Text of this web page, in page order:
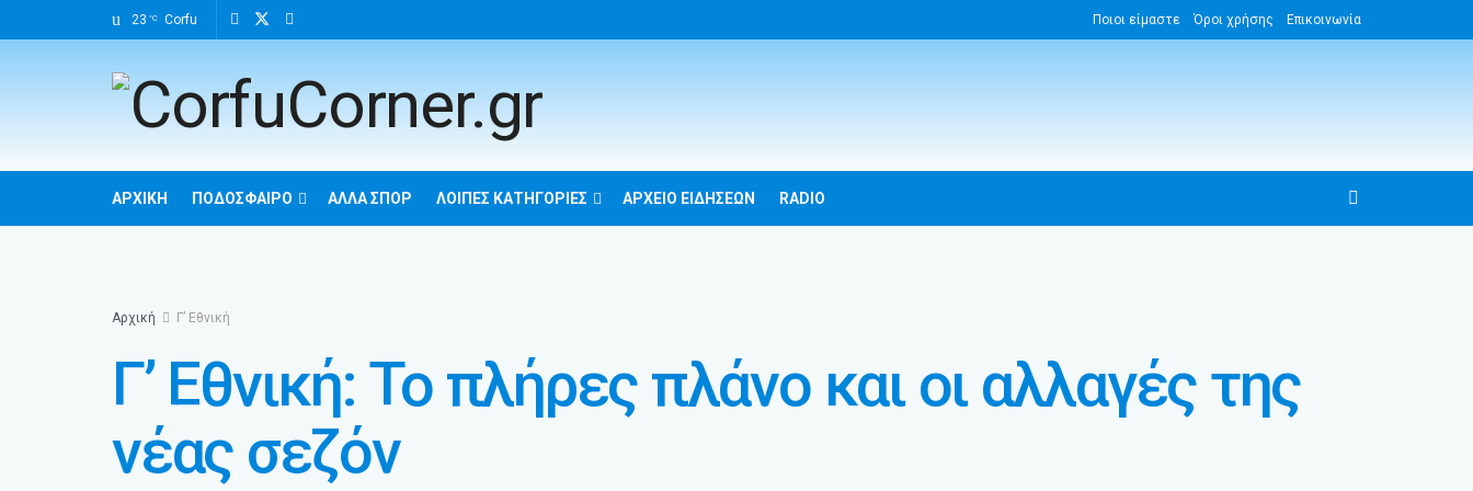
23 °C Corfu Ποιοι είμαστε Όροι χρήσης Επικοινωνία
ΑΡΧΙΚΉ ΠΟΔΌΣΦΑΙΡΟ ΆΛΛΑ ΣΠΌΡ ΛΟΙΠΈΣ ΚΑΤΗΓΟΡΊΕΣ ΑΡΧΕΊΟ ΕΙΔΉΣΕΩΝ RADIO
Αρχική Γ’ Εθνική
Γ’ Εθνική: Το πλήρες πλάνο και οι αλλαγές της
νέας σεζόν